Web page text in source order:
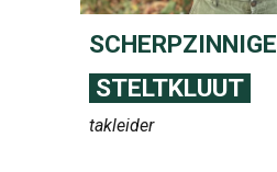
SCHERPZINNIGE
STELTKLUUT
takleider